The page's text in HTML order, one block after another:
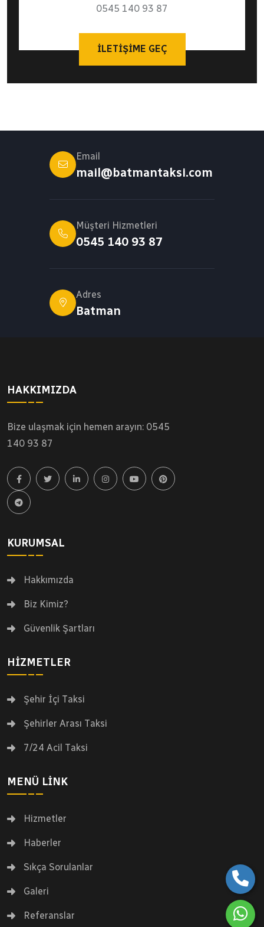
0545 140 93 87
İLETIŞIME GEÇ
Email
mail@batmantaksi.com
Müşteri Hizmetleri
0545 140 93 87
Adres
Batman
HAKKIMIZDA
Bize ulaşmak için hemen arayın: 0545
140 93 87
KURUMSAL
Hakkımızda
Biz Kimiz?
Güvenlik Şartları
HIZMETLER
Şehir İçi Taksi
Şehirler Arası Taksi
7/24 Acil Taksi
MENÜ LINK
Hizmetler
Haberler
Sıkça Sorulanlar
Galeri
Referanslar